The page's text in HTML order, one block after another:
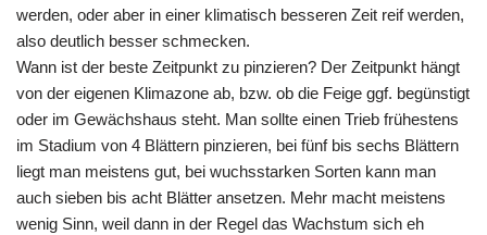
werden, oder aber in einer klimatisch besseren Zeit reif werden,
also deutlich besser schmecken.
Wann ist der beste Zeitpunkt zu pinzieren? Der Zeitpunkt hängt
von der eigenen Klimazone ab, bzw. ob die Feige ggf. begünstigt
oder im Gewächshaus steht. Man sollte einen Trieb frühestens
im Stadium von 4 Blättern pinzieren, bei fünf bis sechs Blättern
liegt man meistens gut, bei wuchsstarken Sorten kann man
auch sieben bis acht Blätter ansetzen. Mehr macht meistens
wenig Sinn, weil dann in der Regel das Wachstum sich eh